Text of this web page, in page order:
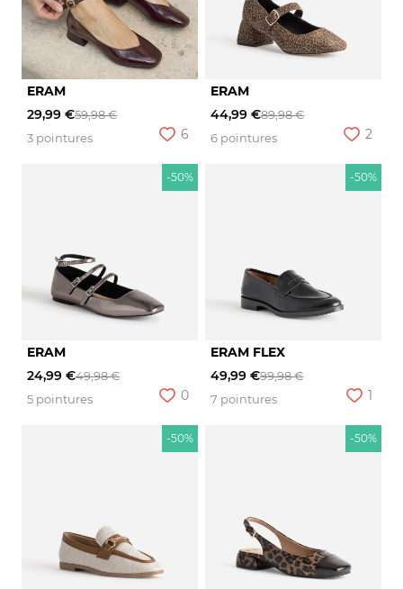
ERAM
29,99 €59,98 €
3 pointures
6
ERAM
44,99 €89,98 €
6 pointures
2
-50%
ERAM
24,99 €49,98 €
5 pointures
0
-50%
ERAM FLEX
49,99 €99,98 €
7 pointures
1
-50% -50%